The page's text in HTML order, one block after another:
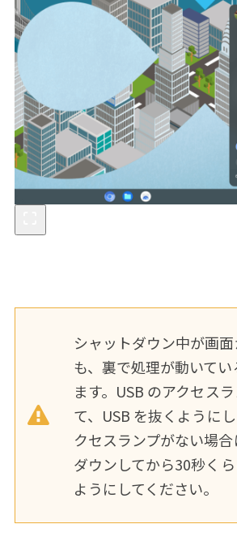
シャットダウン中が画
も、裏で処理が動いて
ます。USB のアクセス
て、USB を抜くように
クセスランプがない場
ダウンしてから30秒く
ようにしてください。